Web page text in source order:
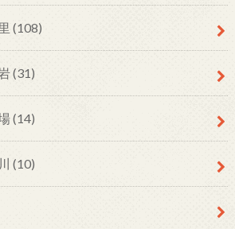
(108)
(31)
(14)
(10)